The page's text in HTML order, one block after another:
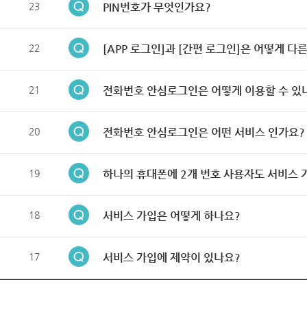
23 PIN번호가 무엇인가요?
22 [APP 로그인]과 [간편 로그인]은 어떻게 다
21 전화번호 안심로그인은 어떻게 이용할 수 있
20 전화번호 안심로그인은 어떤 서비스 인가요?
19 하나의 휴대폰에 2개 번호 사용자도 서비스
18 서비스 가입은 어떻게 하나요?
17 서비스 가입에 제약이 있나요?